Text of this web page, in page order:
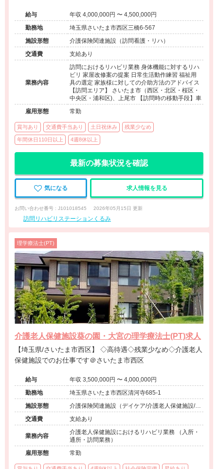
給与
年収 4,000,000円 〜 4,500,000円
勤務地
埼玉県さいたま市西区三橋6-567
施設形態
介護保険関連施設（訪問看護・リハ）
交通費
支給あり
業務内容
訪問におけるリハビリ業務 身体機能に対するリハ
ビリ 家屋改修案の提案 日常生活動作練習 福祉用
具の選定 家族様に対しての介助方法のアドバイス
【訪問エリア】 さいたま市（西区・北区・桜区・
中央区・浦和区)、上尾市 【訪問時の移動手段】車
雇用形態
常勤
賞与あり 交通費手当あり 土日祝休み 残業少なめ
年間休日110日以上 4週8休以上
最新の募集状況を確認
気になる 求人情報を見る
お問い合わせ番号 : J101018545 2026年05月15日 更新
訪問リハビリステーションくるみ
理学療法士(PT)
介護老人保健施設葵の園・大宮の理学療法士(PT)求人
【埼玉県/さいたま市西区】 ◇高待遇◇残業少なめ◇介護老人
保健施設でのお仕事です＠さいたま市西区
給与
年収 3,500,000円 〜 4,000,000円
勤務地
埼玉県さいたま市西区清河寺685-1
施設形態
介護保険関連施設（デイケア/介護老人保健施設/訪
問看護・リハ）
交通費 支給あり
業務内容
介護老人保健施設におけるリハビリ業務 （入所・
通所・訪問業務）
雇用形態
常勤